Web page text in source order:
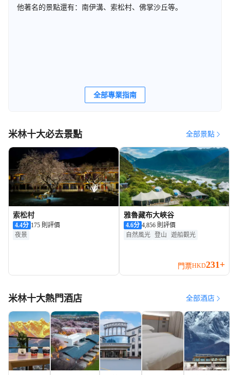
他著名的景點還有：南伊溝、索松村、佛掌沙丘等。
全部專業指南
米林十大必去景點 全部景點
索松村
4.4分 175 則評價
夜景
雅魯藏布大峽谷
4.6分 4,856 則評價
自然風光
登山 遊船觀光
門票HKD231+
米林十大熱門酒店 全部酒店